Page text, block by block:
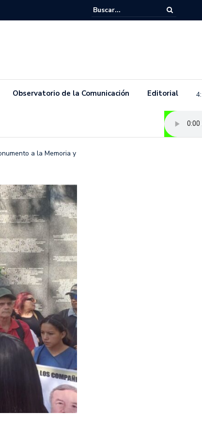
Movimiento feminista se pronuncia
Salvador.
Observatorio de la Comunicación Editorial
a la Memoria y